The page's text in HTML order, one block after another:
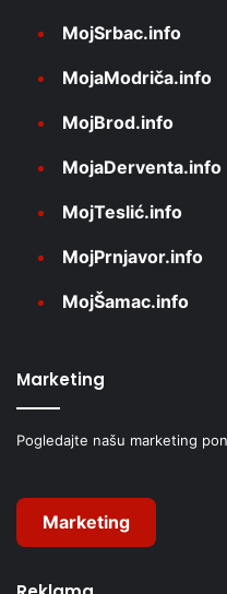
MojSrbac.info
MojaModriča.info
MojBrod.info
MojaDerventa.info
MojTeslić.info
MojPrnjavor.info
MojŠamac.info
Marketing
Pogledajte našu marketing
Marketing